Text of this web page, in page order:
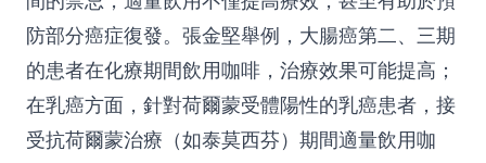
防部分癌症復發。張金堅舉例，大腸癌第二、三期
的患者在化療期間飲用咖啡，治療效果可能提高；
在乳癌方面，針對荷爾蒙受體陽性的乳癌患者，接
受抗荷爾蒙治療（如泰莫西芬）期間適量飲用咖